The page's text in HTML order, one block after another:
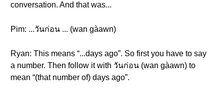
conversation. And that was...
Pim: ...วันก่อน ... (wan gàawn)
Ryan: This means “...days ago”. So first you have to say
a number. Then follow it with วันก่อน (wan gàawn) to
mean “(that number of) days ago”.